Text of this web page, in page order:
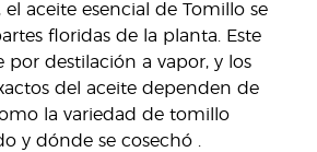
el aceite esencial de Tomillo se
floridas de la planta. Este
por destilación a vapor, y los
del aceite dependen de
la variedad de tomillo
y dónde se cosechó .